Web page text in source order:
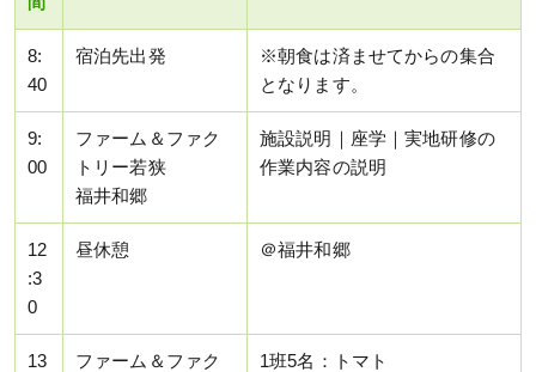
8:
40
宿泊先出発
※朝食は済ませてからの集合
となります。
9:
00
ファーム＆ファク
トリー若狭
福井和郷
施設説明｜座学｜実地研修の
作業内容の説明
12
:3
0
昼休憩 ＠福井和郷
13
ファーム＆ファク
1班5名：トマト